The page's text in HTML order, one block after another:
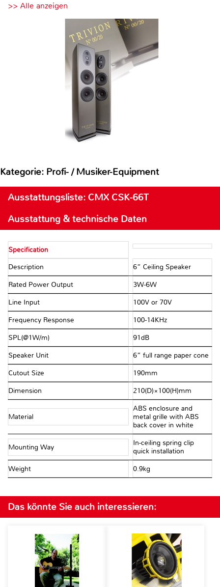
>> Alle anzeigen
Kategorie: Profi- / Musiker-Equipment
Ausstattungsliste: CMX CSK-66T
Ausstattung & technische Daten
Specification
Description 6” Ceiling Speaker
Rated Power Output 3W-6W
Line Input 100V or 70V
Frequency Response 100-14KHz
SPL(@1W/m) 91dB
Speaker Unit 6” full range paper cone
Cutout Size 190mm
Dimension 210(D)×100(H)mm
Material
ABS enclosure and
metal grille with ABS
back cover in white
Mounting Way
In-ceiling spring clip
quick installation
Weight 0.9kg
Das könnte Sie auch interessieren: